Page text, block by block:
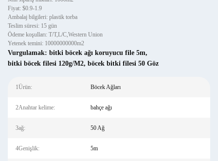
Fiyat: $0.9-1.9
Ambalaj bilgileri: plastik torba
Teslim süresi: 15 gün
Ödeme koşulları: T/T,L/C,Western Union
Yetenek temini: 10000000000m2
Vurgulamak: bitki böcek ağı koruyucu file 5m,
bitki böcek filesi 120g/M2, böcek bitki filesi 50 Göz
1Ürün: Böcek Ağları
2Anahtar kelime: bahçe ağı
3ağ: 50 Ağ
4Genişlik: 5m